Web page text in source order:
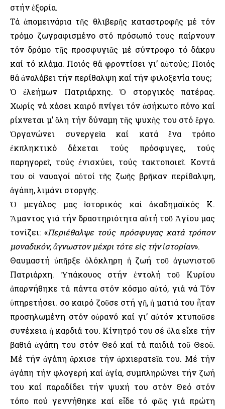
στήν ἐξορία.
Τά ἀπομεινάρια τῆς θλιβερῆς καταστροφῆς μέ τόν
τρόμο ζωγραφισμένο στό πρόσωπό τους παίρνουν
τόν δρόμο τῆς προσφυγιᾶς μέ σύντροφο τό δάκρυ
καί τό κλάμα. Ποιός θά φροντίσει γι’ αὐτούς; Ποιός
θά ἀναλάβει τήν περίθαλψη καί τήν φιλοξενία τους;
Ὁ ἐλεήμων Πατριάρχης. Ὁ στοργικός πατέρας.
Χωρίς νά χάσει καιρό πνίγει τόν ἀσήκωτο πόνο καί
ρίχνεται μ’ ὅλη τήν δύναμη τῆς ψυχῆς του στό ἔργο.
Ὀργανώνει συνεργεῖα καί κατά ἕνα τρόπο
ἐκπληκτικό δέχεται τούς πρόσφυγες, τούς
παρηγορεῖ, τούς ἐνισχύει, τούς τακτοποιεῖ. Κοντά
του οἱ ναυαγοί αὐτοί τῆς ζωῆς βρῆκαν περίθαλψη,
ἀγάπη, λιμάνι στοργῆς.
Ὁ μεγάλος μας ἱστορικός καί ἀκαδημαϊκός Κ.
Ἄμαντος γιά τήν δραστηριότητα αὐτή τοῦ Ἁγίου μας
τονίζει: «Περιέθαλψε τούς πρόσφυγας κατά τρόπον
μοναδικόν, ἄγνωστον μέχρι τότε εἰς τήν ἱστορίαν».
Θαυμαστή ὑπῆρξε ὁλόκληρη ἡ ζωή τοῦ ἀγωνιστοῦ
Πατριάρχη. Ὑπάκουος στήν ἐντολή τοῦ Κυρίου
ἀπαρνήθηκε τά πάντα στόν κόσμο αὐτό, γιά νά Τόν
ὑπηρετήσει. Ὅσο καιρό ζοῦσε στή γῆ, ἡ ματιά του ἦταν
προσηλωμένη στόν οὐρανό καί γι’ αὐτόν κτυποῦσε
συνέχεια ἡ καρδιά του. Κίνητρό του σέ ὅλα εἶχε τήν
βαθιά ἀγάπη του στόν Θεό καί τά παιδιά τοῦ Θεοῦ.
Μέ τήν ἀγάπη ἄρχισε τήν ἀρχιερατεῖα του. Μέ τήν
ἀγάπη τήν φλογερή καί ἁγία, συμπληρώνει τήν ζωή
του καί παραδίδει τήν ψυχή του στόν Θεό στόν
τόπο πού γεννήθηκε καί εἶδε τό φῶς γιά πρώτη